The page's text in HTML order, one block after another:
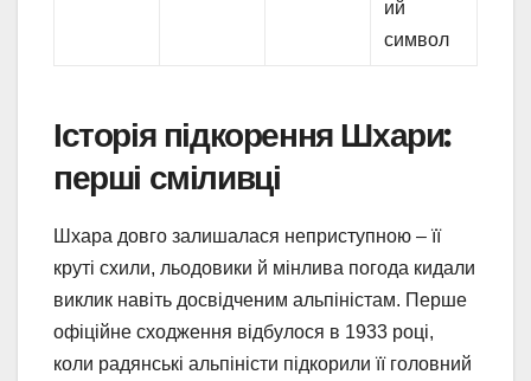
ий
символ
Історія підкорення Шхари:
перші сміливці
Шхара довго залишалася неприступною – її
круті схили, льодовики й мінлива погода кидали
виклик навіть досвідченим альпіністам. Перше
офіційне сходження відбулося в 1933 році,
коли радянські альпіністи підкорили її головний